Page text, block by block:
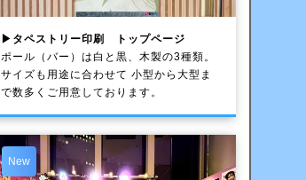
▶タペストリー印刷 トップページ
ポール（バー）は白と黒、木製の3種類。
サイズも用途に合わせて 小型から大型ま
で数多くご用意しております。
New